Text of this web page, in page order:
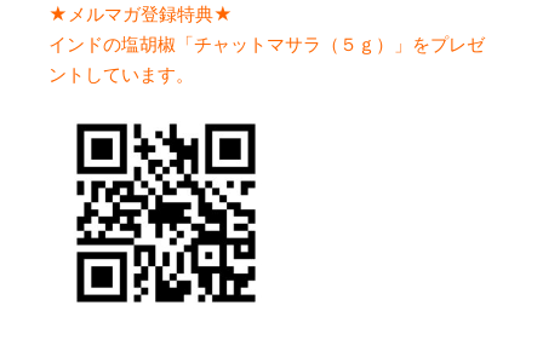
★メルマガ登録特典★
インドの塩胡椒「チャットマサラ（５ｇ）」をプレゼ
ントしています。